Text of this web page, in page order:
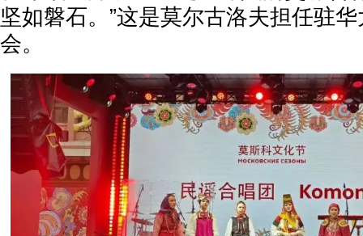
坚如磐石。”这是莫尔古洛夫担任驻
会。